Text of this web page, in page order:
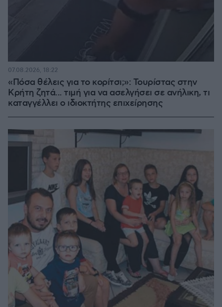
«Πόσα θέλεις για το κορίτσι;»: Τουρίστας στην
Κρήτη ζητά... τιμή για να ασελγήσει σε ανήλικη, τι
καταγγέλλει ο ιδιοκτήτης επιχείρησης
07.08.2026, 18:22